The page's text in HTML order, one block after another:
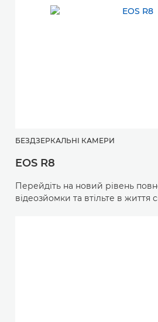
БЕЗДЗЕРКАЛЬНІ КАМЕРИ
EOS R8
Перейдіть на новий рівень
відеозйомки та втільте в життя